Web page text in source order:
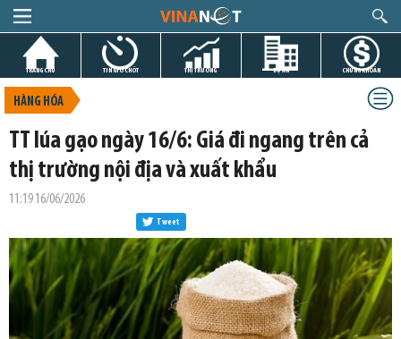
TRANG CHỦ TIN GIỜ CHÓT THỊ TRƯỜNG DỰ ÁN CHỨNG KHOÁN
HÀNG HÓA
TT lúa gạo ngày 16/6: Giá đi ngang trên cả
thị trường nội địa và xuất khẩu
11:19 16/06/2026
Tweet